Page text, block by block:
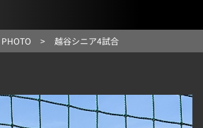
PHOTO > 越谷シニア4試合